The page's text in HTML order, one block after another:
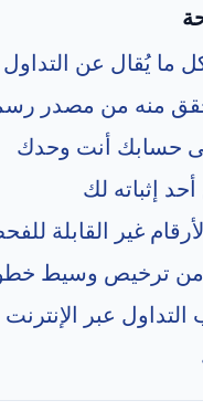
ما يُقال عن التداول
منه من مصدر
حسابك أنت وحدك
إثباته لك
غير القابلة
ترخيص وسيط
عبر الإنترنت